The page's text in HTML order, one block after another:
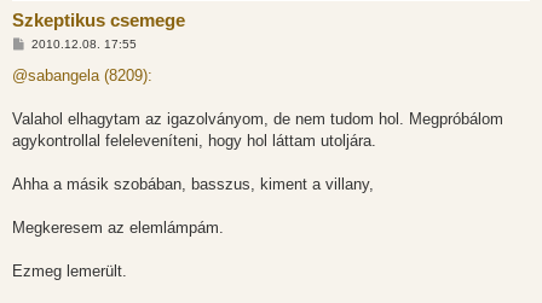
Szkeptikus csemege
H
z
s
ó
s
2010.12.08. 17:55
@sabangela (8209):
Valahol elhagytam az igazolványom, de nem tudom hol. Megpróbálom
agykontrollal feleleveníteni, hogy hol láttam utoljára.
Ahha a másik szobában, basszus, kiment a villany,
Megkeresem az elemlámpám.
Ezmeg lemerült.